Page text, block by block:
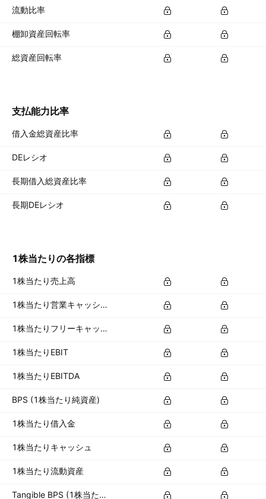
流動比率
棚卸資産回転率
総資産回転率
支払能力比率
借入金総資産比率
DEレシオ
長期借入総資産比率
長期DEレシオ
1株当たりの各指標
1株当たり売上高
1株当たり営業キャッシュフロー
1株当たりフリーキャッシュフロー
1株当たりEBIT
1株当たりEBITDA
BPS (1株当たり純資産)
1株当たり借入金
1株当たりキャッシュ
1株当たり流動資産
Tangible BPS (1株当たり有形資産)